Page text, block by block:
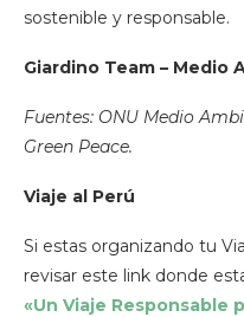
sostenible y responsable.
Giardino Team – Medio
Fuentes: ONU Medio
Green Peace.
Viaje al Perú
Si estas organizando tu
revisar este link donde
«Un Viaje Responsable